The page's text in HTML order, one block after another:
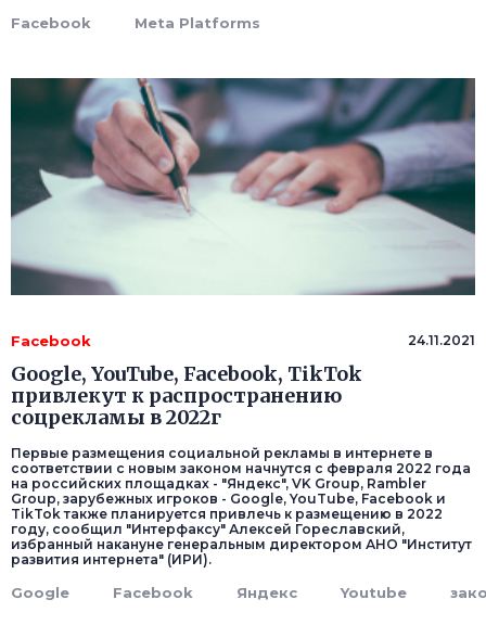
Facebook Meta Platforms
Facebook 24.11.2021
Google, YouTube, Facebook, TikTok
привлекут к распространению
соцрекламы в 2022г
Первые размещения социальной рекламы в интернете в
соответствии с новым законом начнутся с февраля 2022 года
на российских площадках - "Яндекс", VK Group, Rambler
Group, зарубежных игроков - Google, YouTube, Facebook и
TikTok также планируется привлечь к размещению в 2022
году, сообщил "Интерфаксу" Алексей Гореславский,
избранный накануне генеральным директором АНО "Институт
развития интернета" (ИРИ).
Google Facebook Яндекс Youtube